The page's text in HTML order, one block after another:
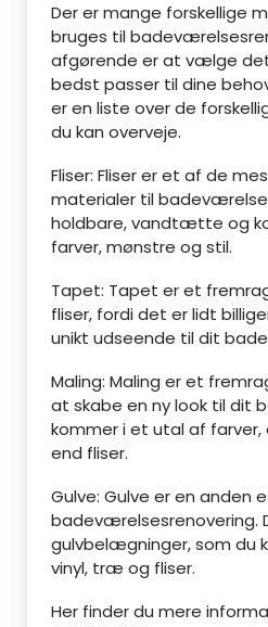
Der er mange forskellige
bruges til
afgørende er at vælge
bedst passer til dine
er en liste over de
du kan overveje.
Fliser: Fliser er et af de
materialer til
holdbare, vandtætte og
farver, mønstre og stil.
Tapet: Tapet er et
fliser, fordi det er lidt
unikt udseende til dit
Maling: Maling er et
at skabe en ny look til dit
kommer i et utal af farver,
end fliser.
Gulve: Gulve er en anden
badeværelsesrenovering.
gulvbelægninger, som du
vinyl, træ og fliser.
Her finder du mere